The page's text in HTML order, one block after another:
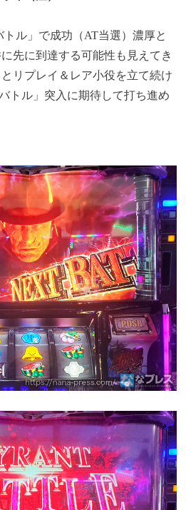
ル」で成功（AT当選）濃厚と
先に到達する可能性も見えてき
リプレイ＆レア小役を立て続け
トル」突入に期待して打ち進め